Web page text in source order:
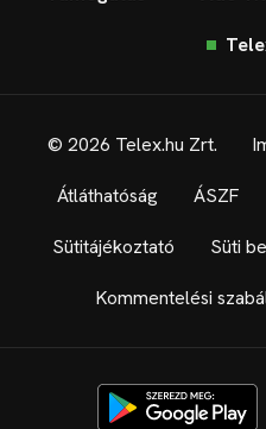
© 2026 Telex.hu Zrt.
Átláthatóság ÁSZF
Sütitájékoztató Süti
Kommentelési